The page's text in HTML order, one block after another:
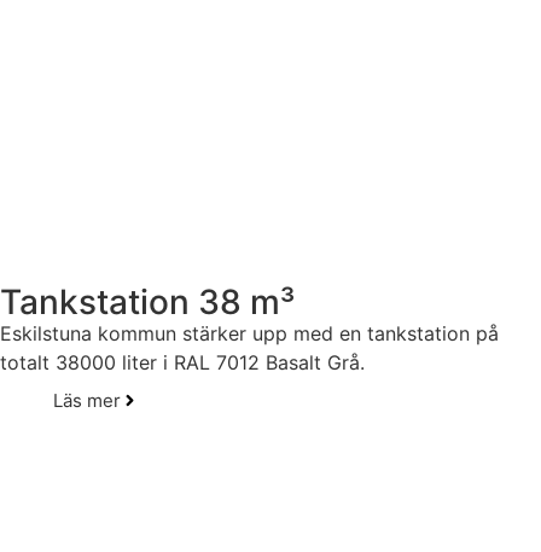
Tankstation 38 m³
Eskilstuna kommun stärker upp med en tankstation på
totalt 38000 liter i RAL 7012 Basalt Grå.
Läs mer